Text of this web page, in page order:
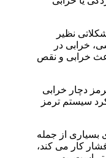
نظیر
خرابی در
خرابی و نقص
دچار خرابی
سیستم ترمز
بسیاری از جمله
کار می کند،